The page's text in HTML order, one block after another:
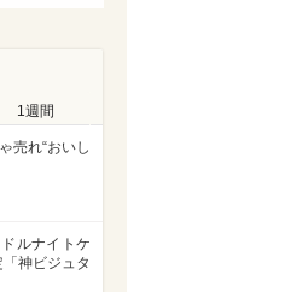
1週間
売れ“おいし
ドルナイトケ
神ビジュタ